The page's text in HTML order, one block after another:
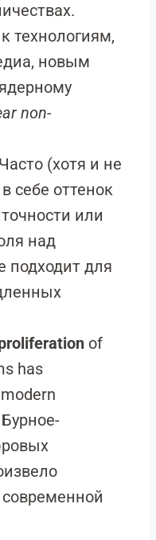
технологиям,
новым
non-
Часто (хотя и не
себе оттенок
или
над
подходит для
of
has